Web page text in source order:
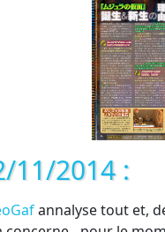
11/2014 :
annalyse tout et,